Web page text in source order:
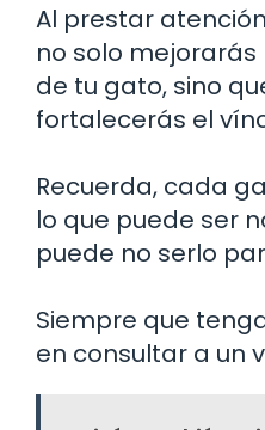
Al prestar
no solo
de tu gato, sino
fortalecerás el
Recuerda, cada
lo que puede ser
puede no serlo
Siempre que
en consultar a un